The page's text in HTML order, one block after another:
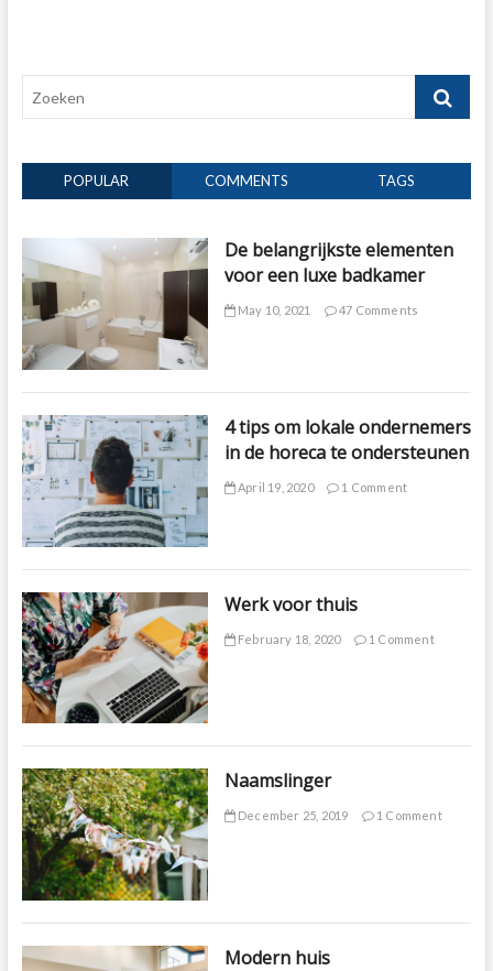
Zoeken
POPULAR COMMENTS TAGS
De belangrijkste elementen
voor een luxe badkamer
May 10, 2021 47 Comments
4 tips om lokale ondernemers
in de horeca te ondersteunen
April 19, 2020 1 Comment
Werk voor thuis
February 18, 2020 1 Comment
Naamslinger
December 25, 2019 1 Comment
Modern huis